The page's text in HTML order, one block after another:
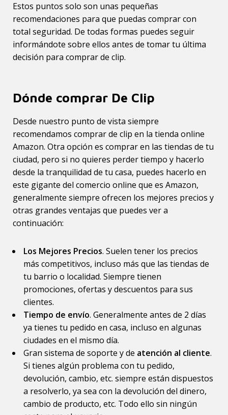
Estos puntos solo son unas pequeñas
recomendaciones para que puedas comprar con
total seguridad. De todas formas puedes seguir
informándote sobre ellos antes de tomar tu última
decisión para comprar de clip.
Dónde comprar De Clip
Desde nuestro punto de vista siempre
recomendamos comprar de clip en la tienda online
Amazon. Otra opción es comprar en las tiendas de tu
ciudad, pero si no quieres perder tiempo y hacerlo
desde la tranquilidad de tu casa, puedes hacerlo en
este gigante del comercio online que es Amazon,
generalmente siempre ofrecen los mejores precios y
otras grandes ventajas que puedes ver a
continuación:
Los Mejores Precios. Suelen tener los precios
más competitivos, incluso más que las tiendas de
tu barrio o localidad. Siempre tienen
promociones, ofertas y descuentos para sus
clientes.
Tiempo de envío. Generalmente antes de 2 días
ya tienes tu pedido en casa, incluso en algunas
ciudades en el mismo día.
Gran sistema de soporte y de atención al cliente.
Si tienes algún problema con tu pedido,
devolución, cambio, etc. siempre están dispuestos
a resolverlo, ya sea con la devolución del dinero,
cambio de producto, etc. Todo ello sin ningún